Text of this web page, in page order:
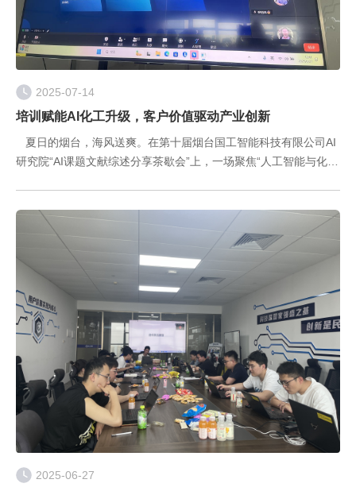
2025-07-14
培训赋能AI化工升级，客户价值驱动产业创新
夏日的烟台，海风送爽。在第十届烟台国工智能科技有限公司AI
研究院“AI课题文献综述分享茶歇会”上，一场聚焦“人工智能与化工
2025-06-27